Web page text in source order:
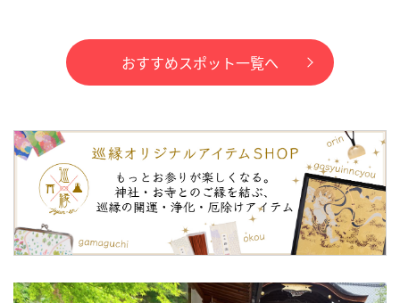
おすすめスポット一覧へ